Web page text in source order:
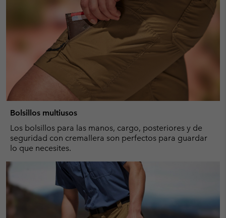
Bolsillos multiusos
Los bolsillos para las manos, cargo, posteriores y de
seguridad con cremallera son perfectos para guardar
lo que necesites.